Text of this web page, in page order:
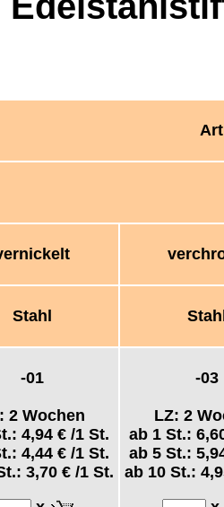
Stahl
-01
2 Wochen
4,94 € /1 St.
4,44 € /1 St.
3,70 € /1 St.
-03
LZ: 2
ab 1 St.:
ab 5 St.:
ab 10 St.: